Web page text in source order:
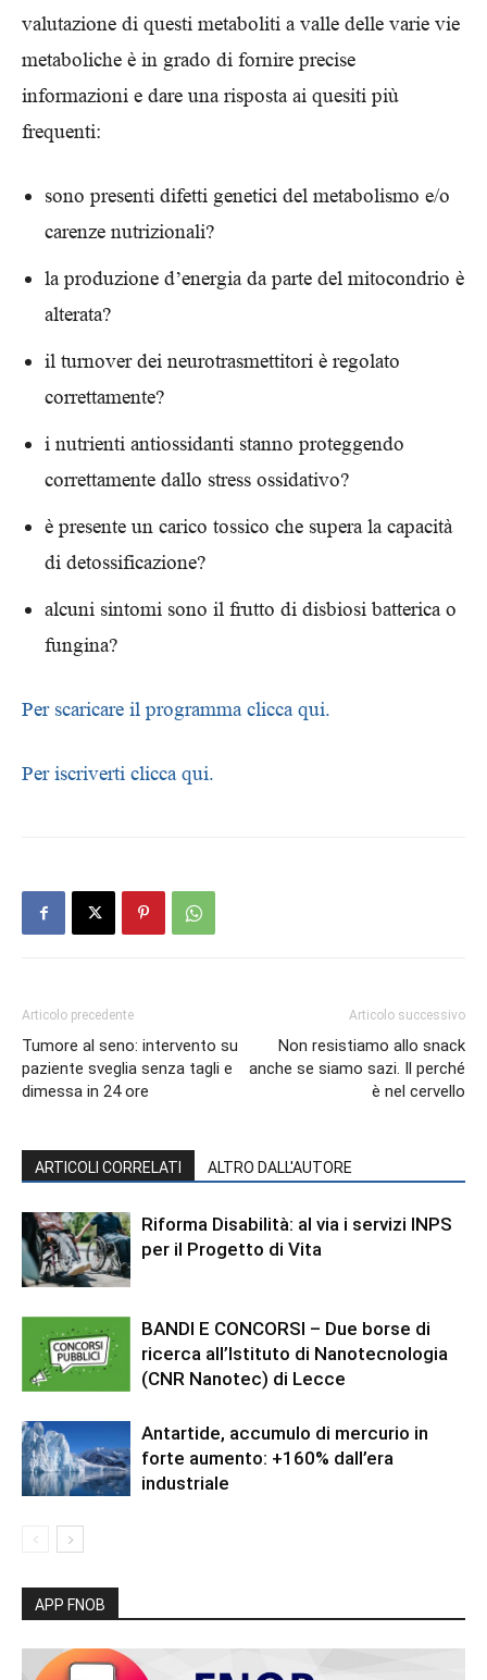
valutazione di questi metaboliti a valle delle varie vie
metaboliche è in grado di fornire precise
informazioni e dare una risposta ai quesiti più
frequenti:
sono presenti difetti genetici del metabolismo e/o
carenze nutrizionali?
la produzione d’energia da parte del mitocondrio è
alterata?
il turnover dei neurotrasmettitori è regolato
correttamente?
i nutrienti antiossidanti stanno proteggendo
correttamente dallo stress ossidativo?
è presente un carico tossico che supera la capacità
di detossificazione?
alcuni sintomi sono il frutto di disbiosi batterica o
fungina?
Per scaricare il programma clicca qui.
Per iscriverti clicca qui.
Articolo precedente
Tumore al seno: intervento su
paziente sveglia senza tagli e
dimessa in 24 ore
Articolo successivo
Non resistiamo allo snack
anche se siamo sazi. Il perché
è nel cervello
ARTICOLI CORRELATI ALTRO DALL'AUTORE
Riforma Disabilità: al via i servizi INPS
per il Progetto di Vita
BANDI E CONCORSI – Due borse di
ricerca all’Istituto di Nanotecnologia
(CNR Nanotec) di Lecce
Antartide, accumulo di mercurio in
forte aumento: +160% dall’era
industriale
APP FNOB